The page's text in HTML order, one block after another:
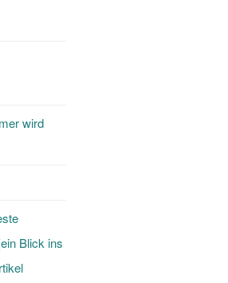
wird
Blick ins